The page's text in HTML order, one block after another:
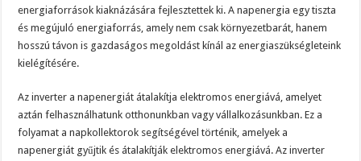
energiaforrások kiaknázására fejlesztettek ki. A napenergia egy tiszta
és megújuló energiaforrás, amely nem csak környezetbarát, hanem
hosszú távon is gazdaságos megoldást kínál az energiaszükségleteink
kielégítésére.
Az inverter a napenergiát átalakítja elektromos energiává, amelyet
aztán felhasználhatunk otthonunkban vagy vállalkozásunkban. Ez a
folyamat a napkollektorok segítségével történik, amelyek a
napenergiát gyűjtik és átalakítják elektromos energiává. Az inverter